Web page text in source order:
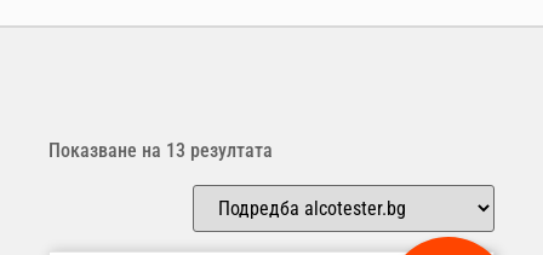
Показване на 13 резултата